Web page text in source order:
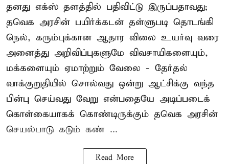
தனது எக்ஸ் தளத்தில் பதிவிட்டு இருப்பதாவது;
தவெக அரசின் பயிர்க்கடன் தள்ளுபடி தொடங்கி
நெல், கரும்புக்கான ஆதார விலை உயர்வு வரை
அனைத்து அறிவிப்புகளுமே விவசாயிகளையும்,
மக்களையும் ஏமாற்றும் வேலை - தேர்தல்
வாக்குறுதியில் சொல்வது ஒன்று ஆட்சிக்கு வந்த
பின்பு செய்வது வேறு என்பதையே அடிப்படைக்
கொள்கையாகக் கொண்டிருக்கும் தவெக அரசின்
செயல்பாடு கடும் கண் ...
Read More